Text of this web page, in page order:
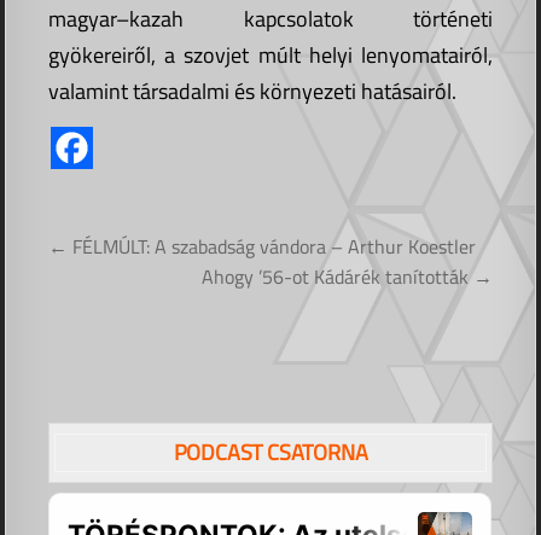
magyar–kazah kapcsolatok történeti
gyökereiről, a szovjet múlt helyi lenyomatairól,
valamint társadalmi és környezeti hatásairól.
Bejegyzés
← FÉLMÚLT: A szabadság vándora – Arthur Koestler
Ahogy ’56-ot Kádárék tanították →
PODCAST CSATORNA